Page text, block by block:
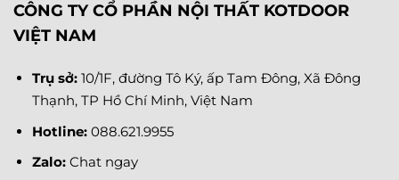
CÔNG TY CỔ PHẦN NỘI THẤT KOTDOOR
VIỆT NAM
Trụ sở: 10/1F, đường Tô Ký, ấp Tam Đông, Xã Đông
Thạnh, TP Hồ Chí Minh, Việt Nam
Hotline: 088.621.9955
Zalo: Chat ngay